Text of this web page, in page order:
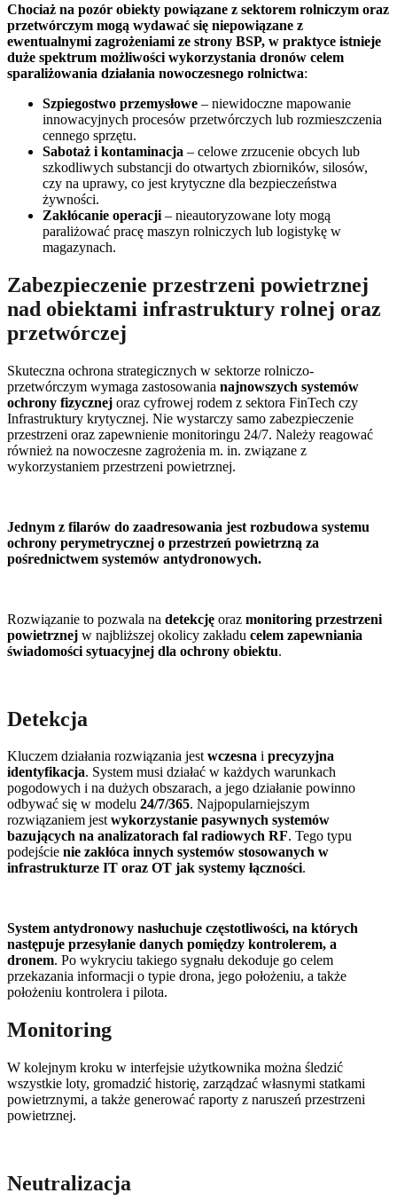
Chociaż na pozór obiekty powiązane z sektorem rolniczym oraz
przetwórczym mogą wydawać się niepowiązane z
ewentualnymi zagrożeniami ze strony BSP, w praktyce istnieje
duże spektrum możliwości wykorzystania dronów celem
sparaliżowania działania nowoczesnego rolnictwa:
Szpiegostwo przemysłowe – niewidoczne mapowanie
innowacyjnych procesów przetwórczych lub rozmieszczenia
cennego sprzętu.
Sabotaż i kontaminacja – celowe zrzucenie obcych lub
szkodliwych substancji do otwartych zbiorników, silosów,
czy na uprawy, co jest krytyczne dla bezpieczeństwa
żywności.
Zakłócanie operacji – nieautoryzowane loty mogą
paraliżować pracę maszyn rolniczych lub logistykę w
magazynach.
Zabezpieczenie przestrzeni powietrznej
nad obiektami infrastruktury rolnej oraz
przetwórczej
Skuteczna ochrona strategicznych w sektorze rolniczo-
przetwórczym wymaga zastosowania najnowszych systemów
ochrony fizycznej oraz cyfrowej rodem z sektora FinTech czy
Infrastruktury krytycznej. Nie wystarczy samo zabezpieczenie
przestrzeni oraz zapewnienie monitoringu 24/7. Należy reagować
również na nowoczesne zagrożenia m. in. związane z
wykorzystaniem przestrzeni powietrznej.
Jednym z filarów do zaadresowania jest rozbudowa systemu
ochrony perymetrycznej o przestrzeń powietrzną za
pośrednictwem systemów antydronowych.
Rozwiązanie to pozwala na detekcję oraz monitoring przestrzeni
powietrznej w najbliższej okolicy zakładu celem zapewniania
świadomości sytuacyjnej dla ochrony obiektu.
Detekcja
Kluczem działania rozwiązania jestwczesna i precyzyjna
identyfikacja. System musi działać w każdych warunkach
pogodowych i na dużych obszarach, a jego działanie powinno
odbywać się w modelu 24/7/365. Najpopularniejszym
rozwiązaniem jestwykorzystanie pasywnych systemów
bazujących na analizatorach fal radiowych RF. Tego typu
podejście nie zakłóca innych systemów stosowanych w
infrastrukturze IT oraz OT jak systemy łączności.
System antydronowy nasłuchuje częstotliwości, na których
następuje przesyłanie danych pomiędzy kontrolerem, a
dronem. Po wykryciu takiego sygnału dekoduje go celem
przekazania informacji o typie drona, jego położeniu, a także
położeniu kontrolera i pilota.
Monitoring
W kolejnym kroku w interfejsie użytkownika można śledzić
wszystkie loty, gromadzić historię, zarządzać własnymi statkami
powietrznymi, a także generować raporty z naruszeń przestrzeni
powietrznej.
Neutralizacja